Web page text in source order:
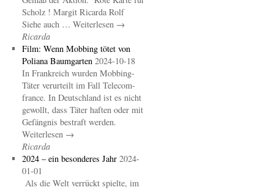
Scholz ! Margit Ricarda Rolf
Siehe auch … Weiterlesen →
Ricarda
Film: Wenn Mobbing tötet von
Poliana Baumgarten 2024-10-18
In Frankreich wurden Mobbing-
Täter verurteilt im Fall Telecom-
france. In Deutschland ist es nicht
gewollt, dass Täter haften oder mit
Gefängnis bestraft werden.
Weiterlesen →
Ricarda
2024 – ein besonderes Jahr 2024-
01-01
Als die Welt verrückt spielte, im